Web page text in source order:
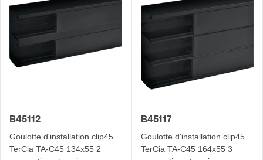
B45112
Goulotte d'installation clip45
TerCia TA-C45 134x55 2
B45117
Goulotte d'installation clip45
TerCia TA-C45 164x55 3